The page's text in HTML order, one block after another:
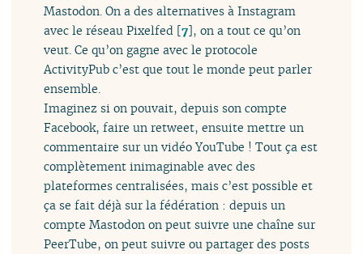
Mastodon. On a des alternatives à Instagram
avec le réseau Pixelfed [7], on a tout ce qu’on
veut. Ce qu’on gagne avec le protocole
ActivityPub c’est que tout le monde peut parler
ensemble.
Imaginez si on pouvait, depuis son compte
Facebook, faire un retweet, ensuite mettre un
commentaire sur un vidéo YouTube ! Tout ça est
complètement inimaginable avec des
plateformes centralisées, mais c’est possible et
ça se fait déjà sur la fédération : depuis un
compte Mastodon on peut suivre une chaîne sur
PeerTube, on peut suivre ou partager des posts